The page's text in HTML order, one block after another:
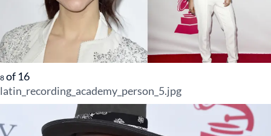
8 of 16
latin_recording_academy_person_5.jpg